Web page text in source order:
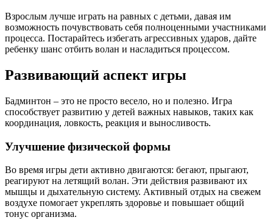
Взрослым лучше играть на равных с детьми, давая им
возможность почувствовать себя полноценными участниками
процесса. Постарайтесь избегать агрессивных ударов, дайте
ребенку шанс отбить волан и насладиться процессом.
Развивающий аспект игры
Бадминтон – это не просто весело, но и полезно. Игра
способствует развитию у детей важных навыков, таких как
координация, ловкость, реакция и выносливость.
Улучшение физической формы
Во время игры дети активно двигаются: бегают, прыгают,
реагируют на летящий волан. Эти действия развивают их
мышцы и дыхательную систему. Активный отдых на свежем
воздухе помогает укреплять здоровье и повышает общий
тонус организма.